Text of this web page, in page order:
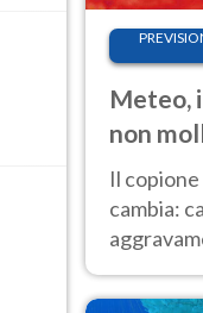
Meteo,
non
Il
cambia:
calore.